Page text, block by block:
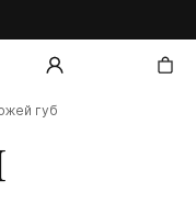
губ